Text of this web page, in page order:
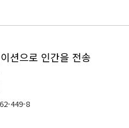
션으로 인간을 전송
449-8